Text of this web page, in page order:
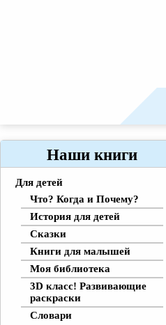
Наши книги
Для детей
Что? Когда и Почему?
История для детей
Сказки
Книги для малышей
Моя библиотека
3D класс! Развивающие
раскраски
Словари